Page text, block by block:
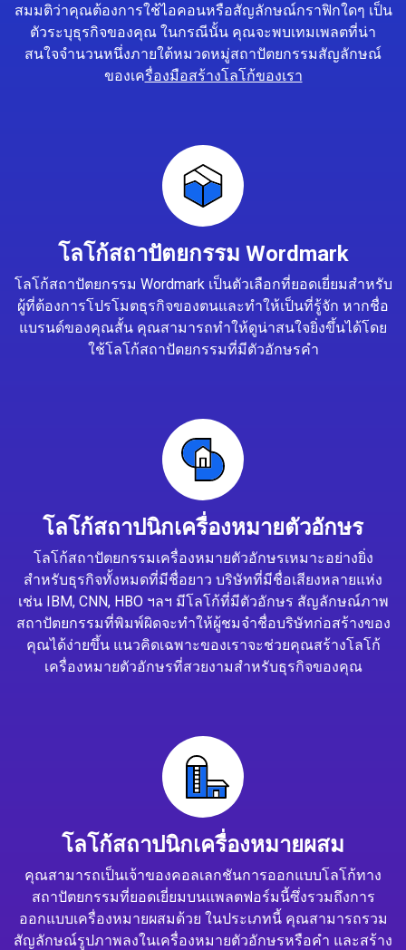
สมมติว่าคุณต้องการใช้ไอคอนหรือสัญลักษณ์กราฟิกใดๆ เป็น
ตัวระบุธุรกิจของคุณ ในกรณีนั้น คุณจะพบเทมเพลตที่น่า
สนใจจำนวนหนึ่งภายใต้หมวดหมู่สถาปัตยกรรมสัญลักษณ์
ของเครื่องมือสร้างโลโก้ของเรา
โลโก้สถาปัตยกรรม Wordmark
โลโก้สถาปัตยกรรม Wordmark เป็นตัวเลือกที่ยอดเยี่ยมสำหรับ
ผู้ที่ต้องการโปรโมตธุรกิจของตนและทำให้เป็นที่รู้จัก หากชื่อ
แบรนด์ของคุณสั้น คุณสามารถทำให้ดูน่าสนใจยิ่งขึ้นได้โดย
ใช้โลโก้สถาปัตยกรรมที่มีตัวอักษรคำ
โลโก้สถาปนิกเครื่องหมายตัวอักษร
โลโก้สถาปัตยกรรมเครื่องหมายตัวอักษรเหมาะอย่างยิ่ง
สำหรับธุรกิจทั้งหมดที่มีชื่อยาว บริษัทที่มีชื่อเสียงหลายแห่ง
เช่น IBM, CNN, HBO ฯลฯ มีโลโก้ที่มีตัวอักษร สัญลักษณ์ภาพ
สถาปัตยกรรมที่พิมพ์ผิดจะทำให้ผู้ชมจำชื่อบริษัทก่อสร้างของ
คุณได้ง่ายขึ้น แนวคิดเฉพาะของเราจะช่วยคุณสร้างโลโก้
เครื่องหมายตัวอักษรที่สวยงามสำหรับธุรกิจของคุณ
โลโก้สถาปนิกเครื่องหมายผสม
คุณสามารถเป็นเจ้าของคอลเลกชันการออกแบบโลโก้ทาง
สถาปัตยกรรมที่ยอดเยี่ยมบนแพลตฟอร์มนี้ซึ่งรวมถึงการ
ออกแบบเครื่องหมายผสมด้วย ในประเภทนี้ คุณสามารถรวม
สัญลักษณ์รูปภาพลงในเครื่องหมายตัวอักษรหรือคำ และสร้าง